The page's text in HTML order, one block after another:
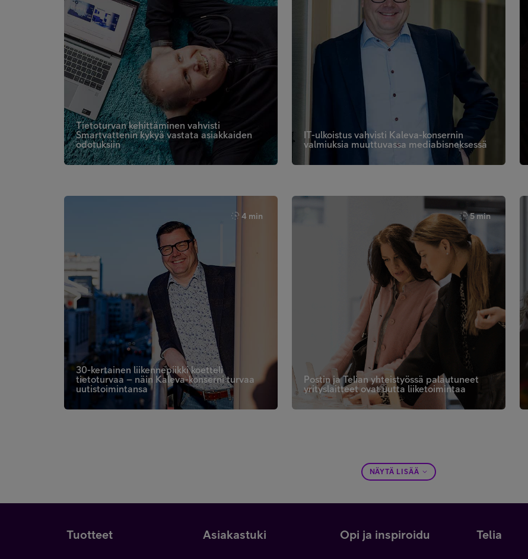
Tietoturvan kehittäminen vahvisti
Smartvattenin kykyä vastata asiakkaiden
odotuksiin
IT-ulkoistus vahvisti Kaleva-konsernin
valmiuksia muuttuvassa mediabisneksessä
4 min
30-kertainen liikennepiikki koetteli
tietoturvaa – näin Kaleva-konserni turvaa
uutistoimintansa
5 min
Postin ja Telian yhteistyössä palautuneet
yrityslaitteet ovat uutta liiketoimintaa
NÄYTÄ LISÄÄ
Tuotteet Asiakastuki Opi ja inspiroidu Telia